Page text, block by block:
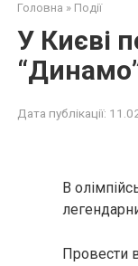
Головна » Події
У Києві
Дата публікації:
В
Провести